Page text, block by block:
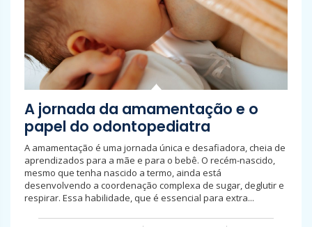
A jornada da amamentação e o
papel do odontopediatra
A amamentação é uma jornada única e desafiadora, cheia de
aprendizados para a mãe e para o bebê. O recém-nascido,
mesmo que tenha nascido a termo, ainda está
desenvolvendo a coordenação complexa de sugar, deglutir e
respirar. Essa habilidade, que é essencial para extra...